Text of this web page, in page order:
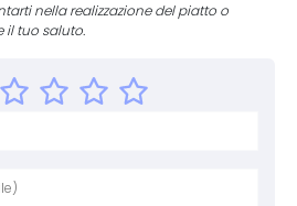
nella realizzazione del piatto o
il tuo saluto.